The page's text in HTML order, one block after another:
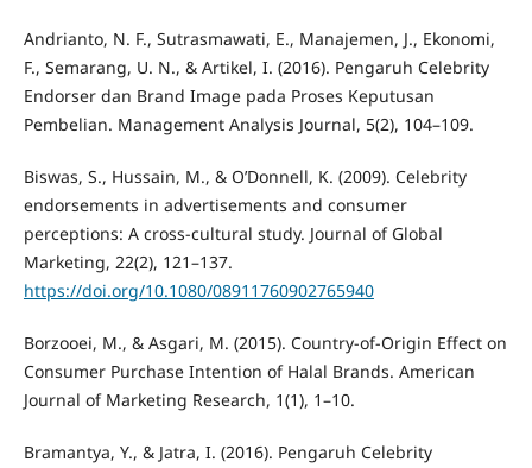
Andrianto, N. F., Sutrasmawati, E., Manajemen, J., Ekonomi,
F., Semarang, U. N., & Artikel, I. (2016). Pengaruh Celebrity
Endorser dan Brand Image pada Proses Keputusan
Pembelian. Management Analysis Journal, 5(2), 104–109.
Biswas, S., Hussain, M., & O’Donnell, K. (2009). Celebrity
endorsements in advertisements and consumer
perceptions: A cross-cultural study. Journal of Global
Marketing, 22(2), 121–137.
https://doi.org/10.1080/08911760902765940
Borzooei, M., & Asgari, M. (2015). Country-of-Origin Effect on
Consumer Purchase Intention of Halal Brands. American
Journal of Marketing Research, 1(1), 1–10.
Bramantya, Y., & Jatra, I. (2016). Pengaruh Celebrity